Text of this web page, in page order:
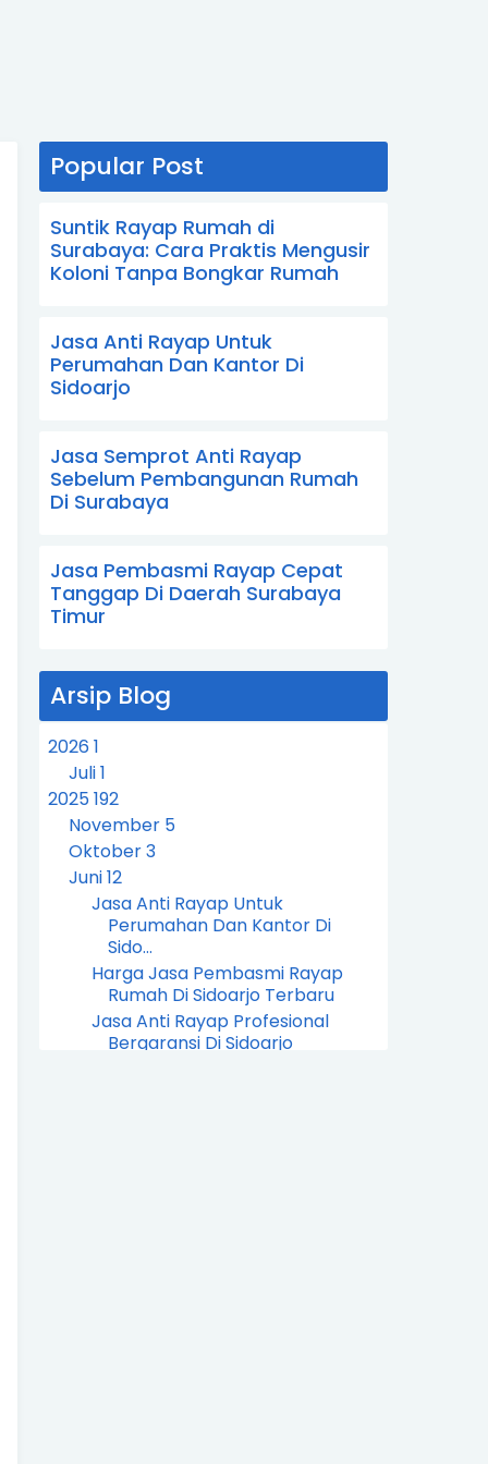
Popular Post
Suntik Rayap Rumah di
Surabaya: Cara Praktis Mengusir
Koloni Tanpa Bongkar Rumah
Jasa Anti Rayap Untuk
Perumahan Dan Kantor Di
Sidoarjo
Jasa Semprot Anti Rayap
Sebelum Pembangunan Rumah
Di Surabaya
Jasa Pembasmi Rayap Cepat
Tanggap Di Daerah Surabaya
Timur
Arsip Blog
2026 1
Juli1
2025192
November 5
Oktober3
Juni12
Jasa Anti Rayap Untuk
Perumahan Dan Kantor Di
Sido...
Harga Jasa Pembasmi Rayap
Rumah Di Sidoarjo Terbaru
Jasa Anti Rayap Profesional
Bergaransi Di Sidoarjo